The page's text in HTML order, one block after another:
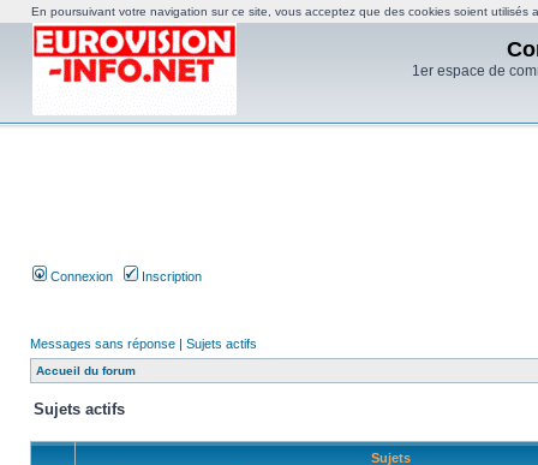
1er espace de
Connexion Inscription
Messages sans réponse | Sujets actifs
Accueil du forum
Sujets actifs
Sujets
En poursuivant votre navigation sur ce site, vous acceptez que des cookies soient